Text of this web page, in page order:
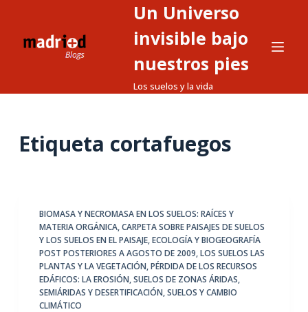
Un Universo
invisible bajo
nuestros pies
Los suelos y la vida
Etiqueta cortafuegos
BIOMASA Y NECROMASA EN LOS SUELOS: RAÍCES Y
MATERIA ORGÁNICA,CARPETA SOBRE PAISAJES DE SUELOS
Y LOS SUELOS EN EL PAISAJE,ECOLOGÍA Y BIOGEOGRAFÍA
POST POSTERIORES A AGOSTO DE 2009,LOS SUELOS LAS
PLANTAS Y LA VEGETACIÓN,PÉRDIDA DE LOS RECURSOS
EDÁFICOS: LA EROSIÓN,SUELOS DE ZONAS ÁRIDAS,
SEMIÁRIDAS Y DESERTIFICACIÓN,SUELOS Y CAMBIO
CLIMÁTICO